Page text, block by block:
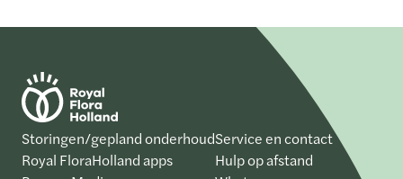
Storingen/gepland onderhoud
Royal FloraHolland apps
Service en contact
Hulp op afstand